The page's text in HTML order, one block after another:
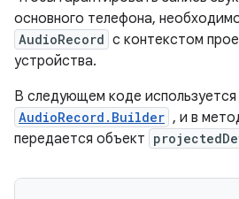
основного телефона,
AudioRecord с контекстом
устройства.
В следующем коде
AudioRecord.Builder , и в
передается объект